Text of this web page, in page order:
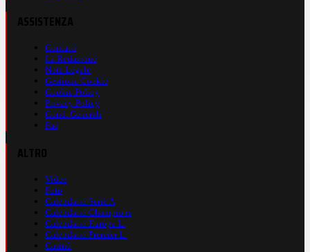
Contatti
La Redazione
Nota Legale
Gestione Cookie
Cookie Policy
Privacy Policy
Cond. Generali
Faq
Video
Foto
Calendario Serie A
Calendario Champions
Calendario Europa L.
Calendario Premier L.
Casinò